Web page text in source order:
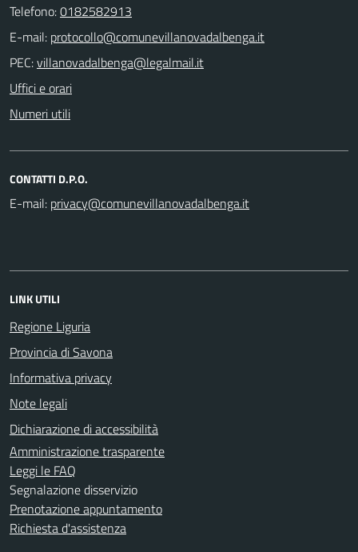
Telefono:0182582913
E-mail:
PEC:
Uffici e orari
Numeri utili
CONTATTI D.P.O.
E-mail:
LINK UTILI
Regione Liguria
Provincia di Savona
Informativa privacy
Note legali
Dichiarazione di accessibilità
Amministrazione trasparente
Leggi le FAQ
Segnalazione disservizio
Prenotazione appuntamento
Richiesta d'assistenza